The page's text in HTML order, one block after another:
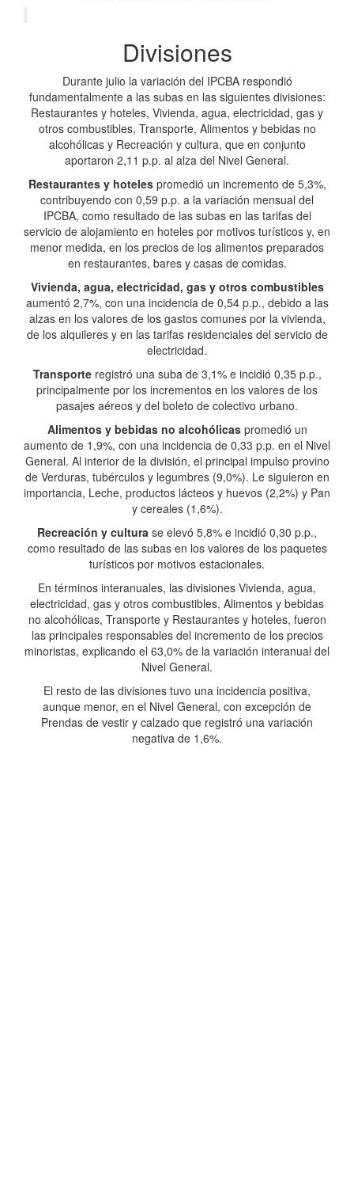
Divisiones
Durante julio la variación del IPCBA respondió
fundamentalmente a las subas en las siguientes divisiones:
Restaurantes y hoteles, Vivienda, agua, electricidad, gas y
otros combustibles, Transporte, Alimentos y bebidas no
alcohólicas y Recreación y cultura, que en conjunto
aportaron 2,11 p.p. al alza del Nivel General.
Restaurantes y hotelespromedió un incremento de 5,3%,
contribuyendo con 0,59 p.p. a la variación mensual del
IPCBA, como resultado de las subas en las tarifas del
servicio de alojamiento en hoteles por motivos turísticos y, en
menor medida, en los precios de los alimentos preparados
en restaurantes, bares y casas de comidas.
Vivienda, agua, electricidad, gas y otros combustibles
aumentó 2,7%, con una incidencia de 0,54 p.p., debido a las
alzas en los valores de los gastos comunes por la vivienda,
de los alquileres y en las tarifas residenciales del servicio de
electricidad.
Transporteregistró una suba de 3,1% e incidió 0,35 p.p.,
principalmente por los incrementos en los valores de los
pasajes aéreos y del boleto de colectivo urbano.
Alimentos y bebidas no alcohólicas promedió un
aumento de 1,9%, con una incidencia de 0,33 p.p. en el Nivel
General. Al interior de la división, el principal impulso provino
de Verduras, tubérculos y legumbres (9,0%). Le siguieron en
importancia, Leche, productos lácteos y huevos (2,2%) y Pan
y cereales (1,6%).
Recreación y cultura se elevó 5,8% e incidió 0,30 p.p.,
como resultado de las subas en los valores de los paquetes
turísticos por motivos estacionales.
En términos interanuales, las divisiones Vivienda, agua,
electricidad, gas y otros combustibles, Alimentos y bebidas
no alcohólicas, Transporte y Restaurantes y hoteles, fueron
las principales responsables del incremento de los precios
minoristas, explicando el 63,0% de la variación interanual del
Nivel General.
El resto de las divisiones tuvo una incidencia positiva,
aunque menor, en el Nivel General, con excepción de
Prendas de vestir y calzado que registró una variación
negativa de 1,6%.